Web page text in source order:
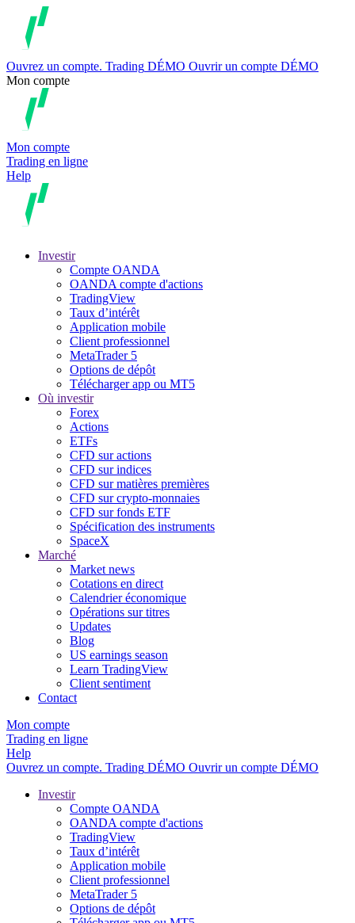
Ouvrez un compte. Trading DÉMO Ouvrir un compte DÉMO
Mon compte
Mon compte
Trading en ligne
Help
Investir
Compte OANDA
OANDA compte d'actions
TradingView
Taux d’intérêt
Application mobile
Client professionnel
MetaTrader 5
Options de dépôt
Télécharger app ou MT5
Où investir
Forex
Actions
ETFs
CFD sur actions
CFD sur indices
CFD sur matières premières
CFD sur crypto-monnaies
CFD sur fonds ETF
Spécification des instruments
SpaceX
Marché
Market news
Cotations en direct
Calendrier économique
Opérations sur titres
Updates
Blog
US earnings season
Learn TradingView
Client sentiment
Contact
Mon compte
Trading en ligne
Help
Ouvrez un compte. Trading DÉMO Ouvrir un compte DÉMO
Investir
Compte OANDA
OANDA compte d'actions
TradingView
Taux d’intérêt
Application mobile
Client professionnel
MetaTrader 5
Options de dépôt